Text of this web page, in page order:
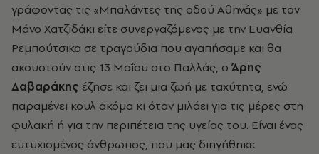
γράφοντας τις «Μπαλάντες της οδού Αθηνάς» με τον
Μάνο Χατζιδάκι είτε συνεργαζόμενος με την Ευανθία
Ρεμπούτσικα σε τραγούδια που αγαπήσαμε και θα
ακουστούν στις 13 Μαΐου στο Παλλάς, ο Άρης
Δαβαράκης έζησε και ζει μια ζωή με ταχύτητα, ενώ
παραμένει κουλ ακόμα κι όταν μιλάει για τις μέρες στη
φυλακή ή για την περιπέτεια της υγείας του. Είναι ένας
ευτυχισμένος άνθρωπος, που μας διηγήθηκε